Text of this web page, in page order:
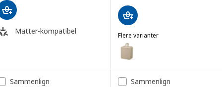
Matter-kompatibel
Flere varianter
UPPÅTVIND
Mulighed: UPPÅTVIND,
Mulighed: UPPÅTVIND,
Sammenlign
Sammenlign